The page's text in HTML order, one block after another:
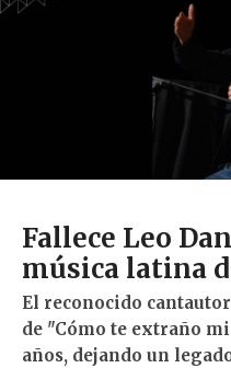
Fallece Leo
música latina
El reconocido
de "Cómo te extraño
años, dejando un